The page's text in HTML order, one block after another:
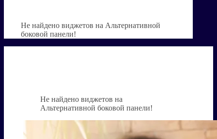
Не найдено виджетов на Альтернативной
боковой панели!
Не найдено виджетов на
Альтернативной боковой панели!